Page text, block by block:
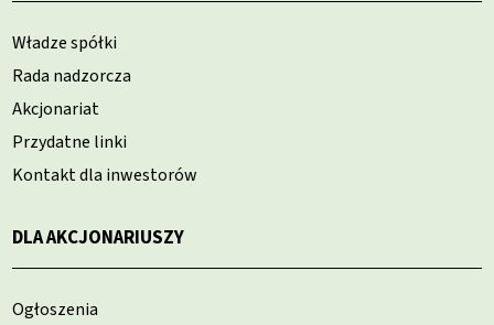
Władze spółki
Rada nadzorcza
Akcjonariat
Przydatne linki
Kontakt dla inwestorów
DLA AKCJONARIUSZY
Ogłoszenia